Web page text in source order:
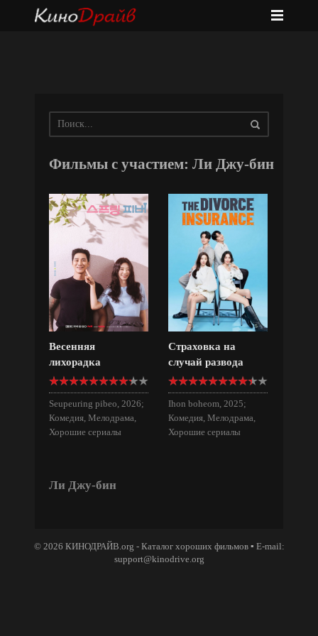
Фильмы с участием: Ли Джу-бин
Весенняя
лихорадка
Seupeuring pibeo, 2026;
Комедия, Мелодрама,
Хорошие сериалы
Страховка на
случай развода
Ihon boheom, 2025;
Комедия, Мелодрама,
Хорошие сериалы
Ли Джу-бин
© 2026 КИНОДРАЙВ.org - Каталог хороших фильмов ▪ E-mail:
support@kinodrive.org